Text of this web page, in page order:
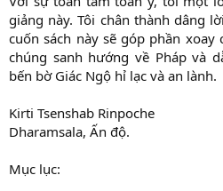
giảng này. Tôi chân thành dâng
cuốn sách này sẽ góp phần xoay
chúng sanh hướng về Pháp và
bến bờ Giác Ngộ hỉ lạc và an lành.
Kirti Tsenshab Rinpoche
Dharamsala, Ấn độ.
Mục lục: